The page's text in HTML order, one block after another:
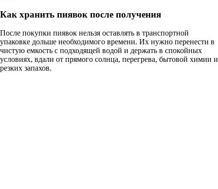
Как хранить пиявок после получения
После покупки пиявок нельзя оставлять в транспортной
упаковке дольше необходимого времени. Их нужно перенести в
чистую емкость с подходящей водой и держать в спокойных
условиях, вдали от прямого солнца, перегрева, бытовой химии и
резких запахов.